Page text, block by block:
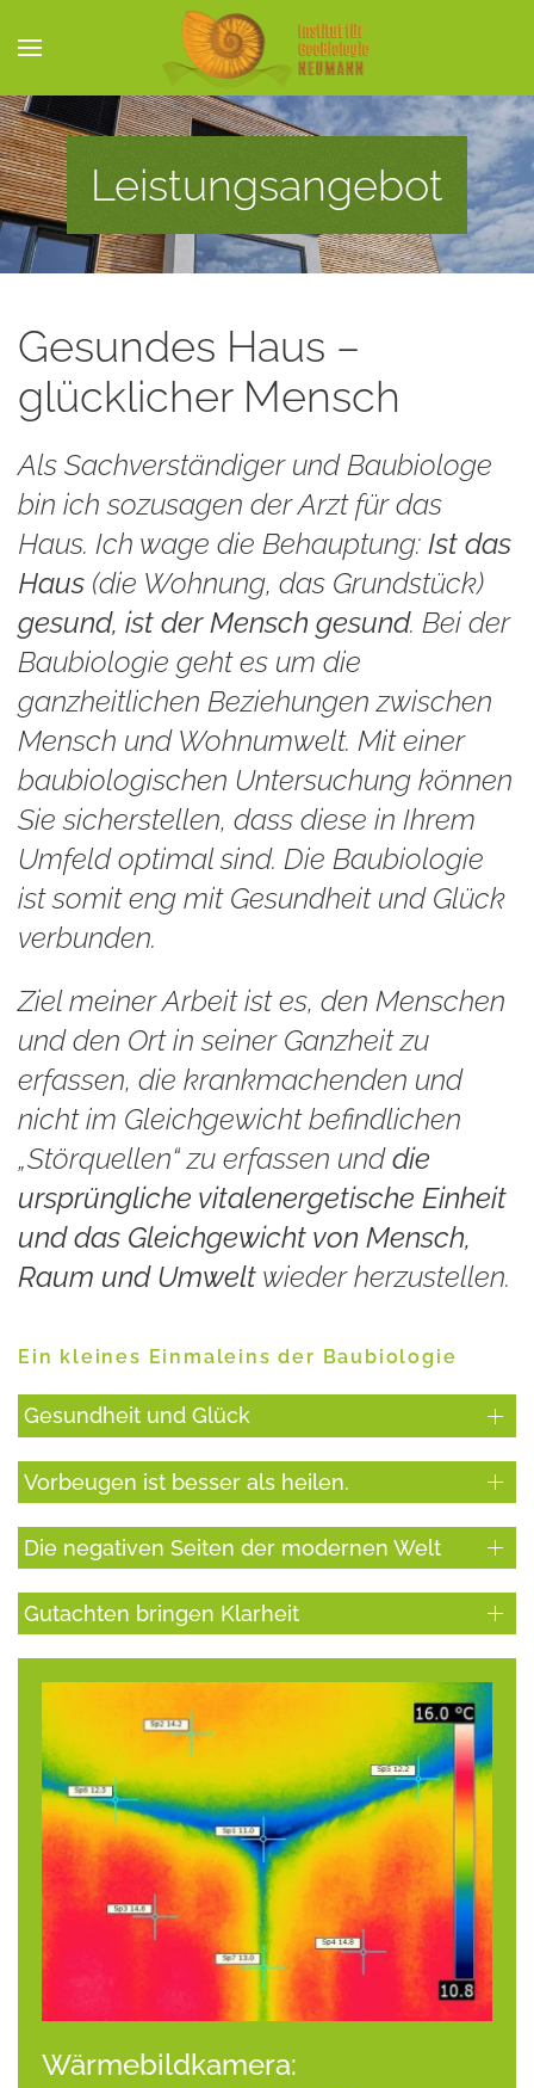
Skip to main content
Leistungsangebot
Gesundes Haus –
glücklicher Mensch
Als Sachverständiger und Baubiologe
bin ich sozusagen der Arzt für das
Haus. Ich wage die Behauptung: Ist das
Haus (die Wohnung, das Grundstück)
gesund, ist der Mensch gesund. Bei der
Baubiologie geht es um die
ganzheitlichen Beziehungen zwischen
Mensch und Wohnumwelt. Mit einer
baubiologischen Untersuchung können
Sie sicherstellen, dass diese in Ihrem
Umfeld optimal sind. Die Baubiologie
ist somit eng mit Gesundheit und Glück
verbunden.
Ziel meiner Arbeit ist es, den Menschen
und den Ort in seiner Ganzheit zu
erfassen, die krankmachenden und
nicht im Gleichgewicht befindlichen
„Störquellen“ zu erfassen unddie
ursprüngliche vitalenergetische Einheit
und das Gleichgewicht von Mensch,
Raum und Umwelt wieder herzustellen.
Ein kleines Einmaleins der Baubiologie
Gesundheit und Glück
Vorbeugen ist besser als heilen.
Die negativen Seiten der modernen Welt
Gutachten bringen Klarheit
Wärmebildkamera: